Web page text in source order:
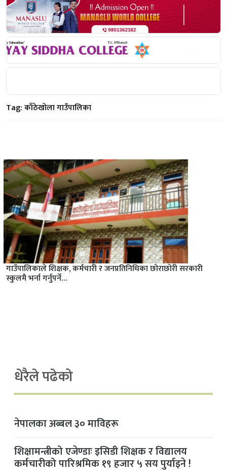
Tag:काँठेखाेला गाउँपालिका
गाउँपालिकाले शिक्षक, कर्मचारी र जनप्रतिनिधिका छोराछोरी सरकारी
स्कुलमै भर्ना गर्नुपर्ने…
धेरैले पढेको
नेपालका अब्बल ३० माविहरू
शिक्षामन्त्रीको एजेण्डाः इसिडी शिक्षक र विद्यालय
कर्मचारीको पारिश्रमिक १९ हजार ५ सय पुर्याइने !